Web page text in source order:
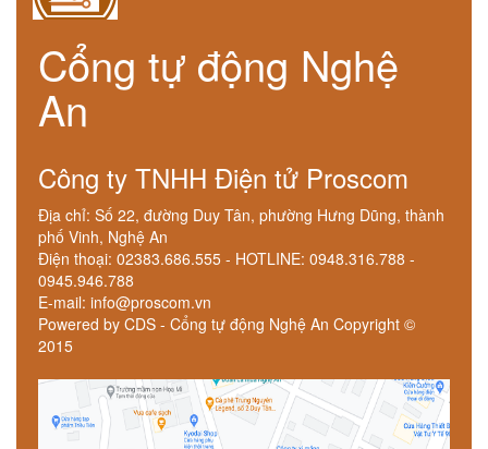
Cổng tự động Nghệ
An
Công ty TNHH Điện tử Proscom
Địa chỉ: Số 22, đường Duy Tân, phường Hưng Dũng, thành
phố Vinh, Nghệ An
Điện thoại: 02383.686.555 - HOTLINE: 0948.316.788 -
0945.946.788
E-mail: info@proscom.vn
Powered by CDS - Cổng tự động Nghệ An Copyright ©
2015